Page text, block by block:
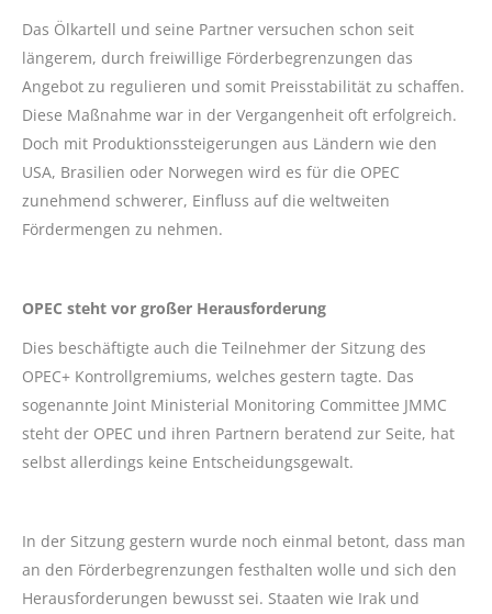
Das Ölkartell und seine Partner versuchen schon seit
längerem, durch freiwillige Förderbegrenzungen das
Angebot zu regulieren und somit Preisstabilität zu schaffen.
Diese Maßnahme war in der Vergangenheit oft erfolgreich.
Doch mit Produktionssteigerungen aus Ländern wie den
USA, Brasilien oder Norwegen wird es für die OPEC
zunehmend schwerer, Einfluss auf die weltweiten
Fördermengen zu nehmen.
OPEC steht vor großer Herausforderung
Dies beschäftigte auch die Teilnehmer der Sitzung des
OPEC+ Kontrollgremiums, welches gestern tagte. Das
sogenannte Joint Ministerial Monitoring Committee JMMC
steht der OPEC und ihren Partnern beratend zur Seite, hat
selbst allerdings keine Entscheidungsgewalt.
In der Sitzung gestern wurde noch einmal betont, dass man
an den Förderbegrenzungen festhalten wolle und sich den
Herausforderungen bewusst sei. Staaten wie Irak und